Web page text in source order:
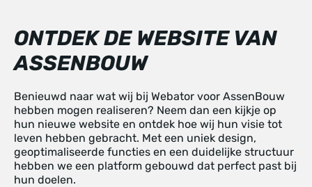
ONTDEK DE WEBSITE VAN
ASSENBOUW
Benieuwd naar wat wij bij Webator voor AssenBouw
hebben mogen realiseren? Neem dan een kijkje op
hun nieuwe website en ontdek hoe wij hun visie tot
leven hebben gebracht. Met een uniek design,
geoptimaliseerde functies en een duidelijke structuur
hebben we een platform gebouwd dat perfect past bij
hun doelen.